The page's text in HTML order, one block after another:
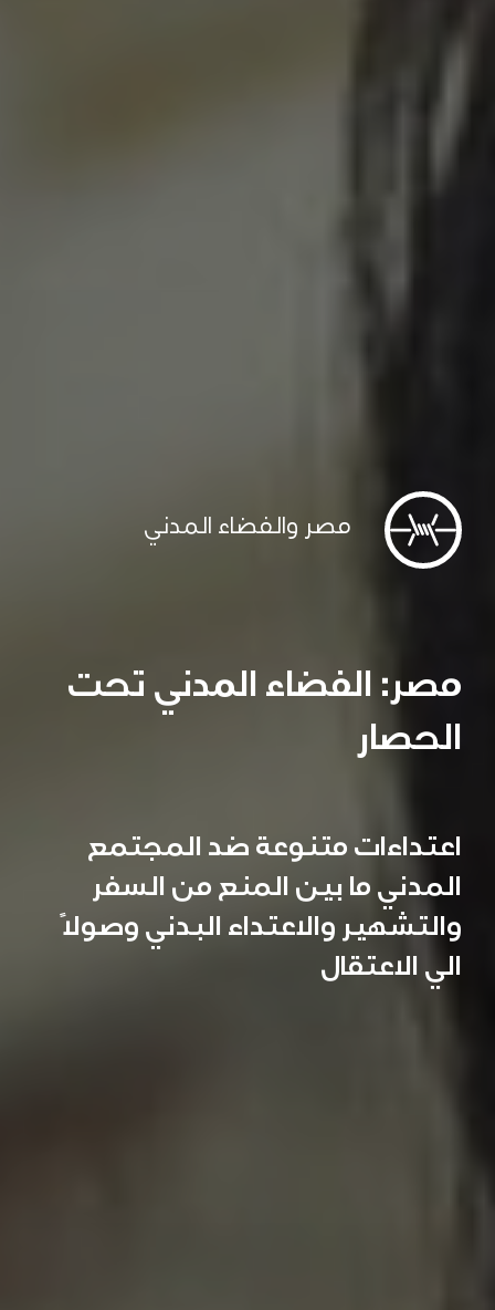
مصر والفضاء المدني
مصر: الفضاء المدني تحت
الحصار
اعتداءات متنوعة ضد المجتمع
المدني ما بين المنع من السفر
والتشهير والاعتداء البدني وصولاً
الي الاعتقال